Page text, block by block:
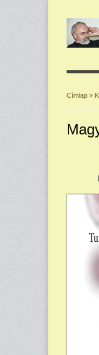
Címlap »